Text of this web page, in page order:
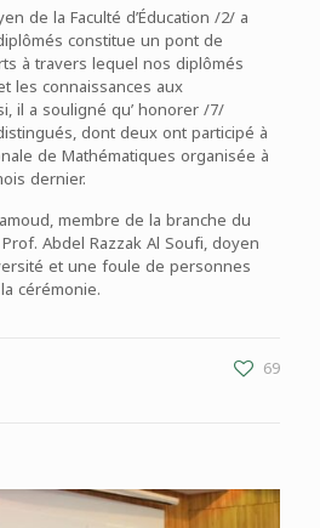
de la Faculté d’Éducation /2/ a
constitue un pont de
à travers lequel nos diplômés
les connaissances aux
il a souligné qu’ honorer /7/
dont deux ont participé à
de Mathématiques organisée à
dernier.
membre de la branche du
Abdel Razzak Al Soufi, doyen
et une foule de personnes
cérémonie.
69